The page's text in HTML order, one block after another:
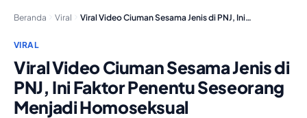
Beranda Viral Viral Video Ciuman Sesama Jenis di PNJ, Ini…
VIRAL
Viral Video Ciuman Sesama Jenis di
PNJ, Ini Faktor Penentu Seseorang
Menjadi Homoseksual